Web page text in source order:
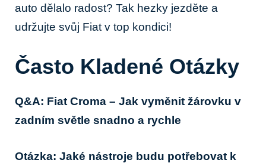
auto dělalo radost? Tak hezky ⁢jezděte‌ a
udržujte svůj Fiat v ​top kondici!
Často Kladené ⁤Otázky
Q&A: Fiat Croma – Jak vyměnit žárovku ⁢v⁣
zadním ‍světle ‍snadno a rychle
Otázka: Jaké nástroje budu potřebovat ‍k